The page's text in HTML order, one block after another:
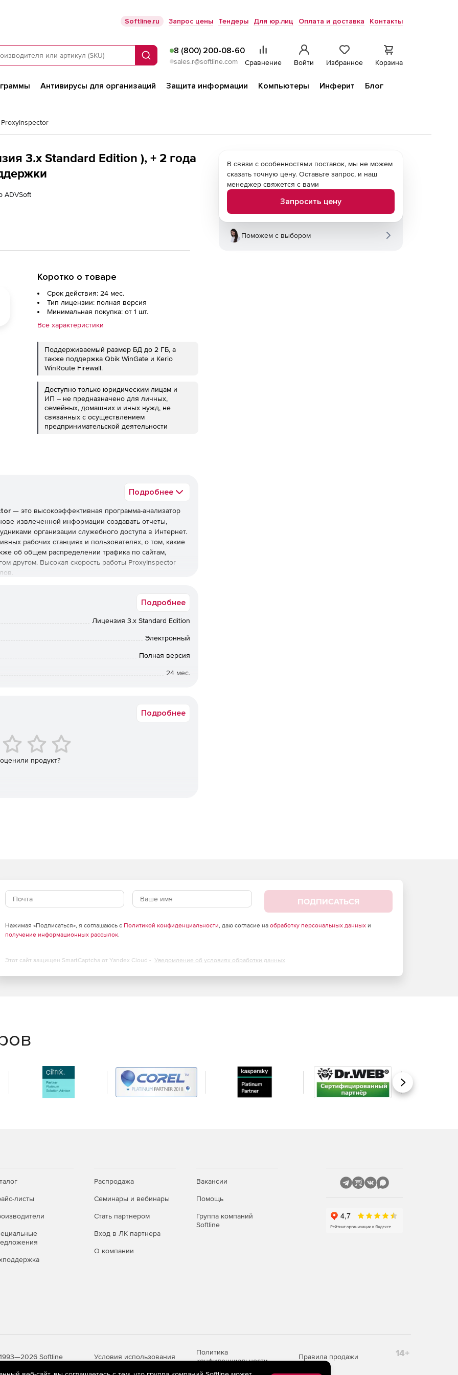
Softline.ru Запрос цены Тендеры Для юр.лиц Оплата и доставка Контакты
Поиск
8 (800) 200-08-60
sales.r@softline.com Сравнение Войти Избранное Корзина
Антивирусы для организаций Защита информации Компьютеры Инферит
Блог
3.x Standard Edition ), + 2 года
ADVSoft
Коротко о товаре
Срок действия: 24 мес.
Тип лицензии: полная версия
Минимальная покупка: от 1 шт.
Все характеристики
Поддерживаемый размер БД до 2 ГБ, а
также поддержка Qbik WinGate и Kerio
WinRoute Firewall.
Доступно только юридическим лицам и
ИП – не предназначено для личных,
семейных, домашних и иных нужд, не
связанных с осуществлением
предпринимательской деятельности
Подробнее
— это высокоэффективная программа-анализатор
извлеченной информации создавать отчеты,
организации служебного доступа в Интернет.
рабочих станциях и пользователях, о том, какие
об общем распределении трафика по сайтам,
другом. Высокая скорость работы ProxyInspector
и создания отчетов
день программное решение для анализа
ProxyInspector 3.0 включает 1 год бесплатных
подсетям.
экспорт в PDF.
на этапе импорта лог файлов.
Подробнее
Лицензия 3.x Standard Edition
Электронный
Полная версия
24 мес.
Подробнее
продукт?
В связи с особенностями поставок, мы не можем
сказать точную цену. Оставьте запрос, и наш
менеджер свяжется с вами
Запросить цену
Поможем с выбором
ПОДПИСАТЬСЯ
Нажимая «Подписаться», я соглашаюсь с Политикой конфиденциальности, даю согласие на обработку персональных данныхи
получение информационных рассылок.
Этот сайт защищен SmartCaptcha от Yandex Cloud - Уведомление об условиях обработки данных
Вперед
листы
Распродажа
Семинары и вебинары
Стать партнером
Вход в ЛК партнера
О компании
Вакансии
Помощь
Группа компаний
Softline
Softline Условия использования
Политика
конфиденциальности
Правила продажи 14+